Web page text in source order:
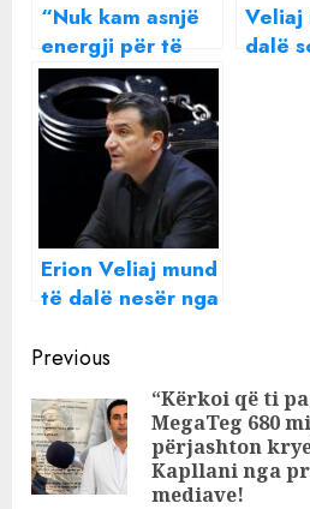
“Nuk kam asnjë
energji për të
urryer një shpirt”
Beatrix ndan një
mesazh të
rëndësishëm me
të gjithë
Veliaj
dalë
Erion Veliaj mund
të dalë nesër nga
Continue
Reading
Previous
“Kërkoi që ti
MegaTeg 680
përjashton
Kapllani nga
mediave!